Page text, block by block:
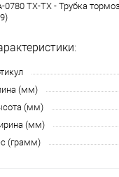
0780 TX-TX - Трубка
(мм)
(мм)
(мм)
(грамм)